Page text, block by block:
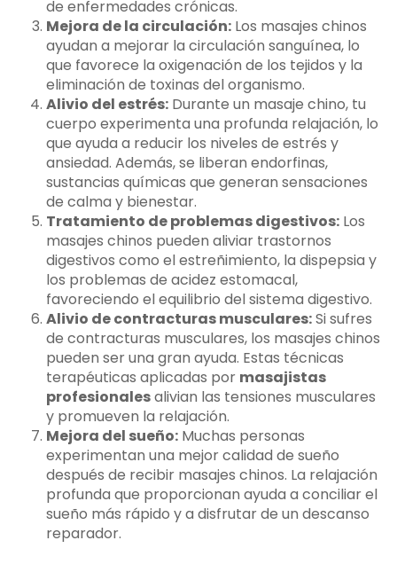
de enfermedades crónicas.
Mejora de la circulación: Los masajes chinos
ayudan a mejorar la circulación sanguínea, lo
que favorece la oxigenación de los tejidos y la
eliminación de toxinas del organismo.
Alivio del estrés: Durante un masaje chino, tu
cuerpo experimenta una profunda relajación, lo
que ayuda a reducir los niveles de estrés y
ansiedad. Además, se liberan endorfinas,
sustancias químicas que generan sensaciones
de calma y bienestar.
Tratamiento de problemas digestivos: Los
masajes chinos pueden aliviar trastornos
digestivos como el estreñimiento, la dispepsia y
los problemas de acidez estomacal,
favoreciendo el equilibrio del sistema digestivo.
Alivio de contracturas musculares:Si sufres
de contracturas musculares, los masajes chinos
pueden ser una gran ayuda. Estas técnicas
terapéuticas aplicadas por masajistas
profesionalesalivian las tensiones musculares
y promueven la relajación.
Mejora del sueño: Muchas personas
experimentan una mejor calidad de sueño
después de recibir masajes chinos. La relajación
profunda que proporcionan ayuda a conciliar el
sueño más rápido y a disfrutar de un descanso
reparador.